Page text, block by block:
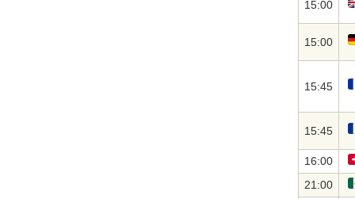
15:00
15:00
15:45
15:45
16:00
21:00